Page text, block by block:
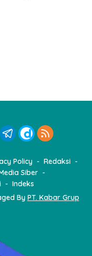
Policy
Redaksi
Siber
Indeks
By PT. Kabar Grup